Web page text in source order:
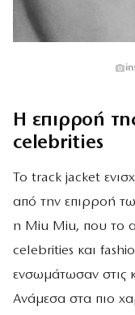
Η επιρροή
celebrities
Το track jacket
από την επιρροή
η Miu Miu, που το
celebrities και
ενσωμάτωσαν στις
Ανάμεσα στα πιο